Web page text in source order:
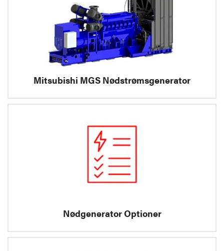
Mitsubishi MGS Nødstrømsgenerator
Nødgenerator Optioner